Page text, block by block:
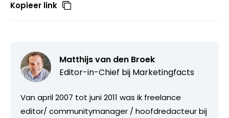
Kopieer link
Matthijs van den Broek
Editor-in-Chief bij Marketingfacts
Van april 2007 tot juni 2011 was ik freelance
editor/ communitymanager / hoofdredacteur bij